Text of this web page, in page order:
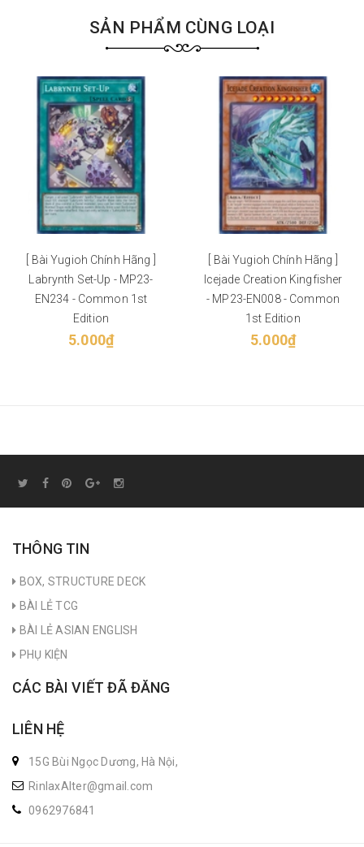
SẢN PHẨM CÙNG LOẠI
[ Bài Yugioh Chính Hãng ]
Labrynth Set-Up - MP23-
EN234 - Common 1st
Edition
5.000₫
[ Bài Yugioh Chính Hãng ]
Icejade Creation Kingfisher
- MP23-EN008 - Common
1st Edition
5.000₫
THÔNG TIN
BOX, STRUCTURE DECK
BÀI LẺ TCG
BÀI LẺ ASIAN ENGLISH
PHỤ KIỆN
CÁC BÀI VIẾT ĐÃ ĐĂNG
LIÊN HỆ
15G Bùi Ngọc Dương, Hà Nội,
RinlaxAlter@gmail.com
0962976841